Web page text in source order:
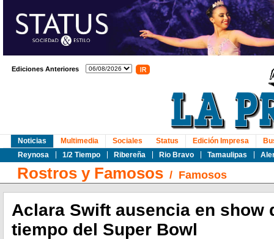
Ediciones Anteriores
Noticias
Reynosa
1/2 Tiempo Ribereña Rio Bravo Tamaulipas
Multimedia Sociales Status Edición Impresa
Rostros y Famosos / Famosos
Aclara Swift ausencia en show
tiempo del Super Bowl